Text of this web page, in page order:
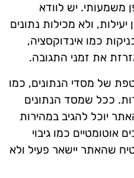
משמעותי. יש לוודא
ולא מכילות נתונים
כמו אינדוקסציה,
את זמני התגובה.
של מסדי הנתונים, כמו
ככל שמסד הנתונים
יוכל להגיב במהירות
כמו גיבוי
שהאתר יישאר פעיל ולא